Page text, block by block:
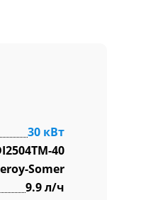
30 кВт
40
Somer
9.9 л/ч